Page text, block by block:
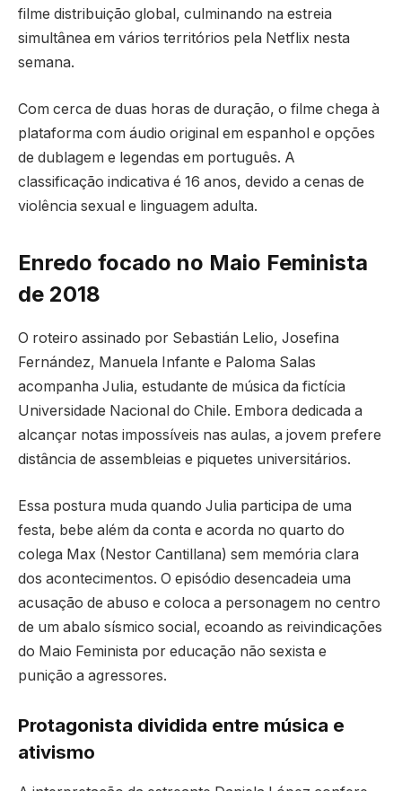
filme distribuição global, culminando na estreia
simultânea em vários territórios pela Netflix nesta
semana.
Com cerca de duas horas de duração, o filme chega à
plataforma com áudio original em espanhol e opções
de dublagem e legendas em português. A
classificação indicativa é 16 anos, devido a cenas de
violência sexual e linguagem adulta.
Enredo focado no Maio Feminista
de 2018
O roteiro assinado por Sebastián Lelio, Josefina
Fernández, Manuela Infante e Paloma Salas
acompanha Julia, estudante de música da fictícia
Universidade Nacional do Chile. Embora dedicada a
alcançar notas impossíveis nas aulas, a jovem prefere
distância de assembleias e piquetes universitários.
Essa postura muda quando Julia participa de uma
festa, bebe além da conta e acorda no quarto do
colega Max (Nestor Cantillana) sem memória clara
dos acontecimentos. O episódio desencadeia uma
acusação de abuso e coloca a personagem no centro
de um abalo sísmico social, ecoando as reivindicações
do Maio Feminista por educação não sexista e
punição a agressores.
Protagonista dividida entre música e
ativismo